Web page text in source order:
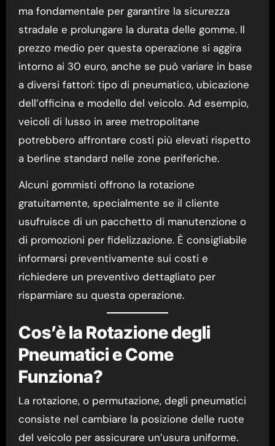
ma fondamentale per garantire la sicurezza
stradale e prolungare la durata delle gomme. Il
prezzo medio per questa operazione si aggira
intorno ai 30 euro, anche se può variare in base
a diversi fattori: tipo di pneumatico, ubicazione
dell’officina e modello del veicolo. Ad esempio,
veicoli di lusso in aree metropolitane
potrebbero affrontare costi più elevati rispetto
a berline standard nelle zone periferiche.
Alcuni gommisti offrono la rotazione
gratuitamente, specialmente se il cliente
usufruisce di un pacchetto di manutenzione o
di promozioni per fidelizzazione. È consigliabile
informarsi preventivamente sui costi e
richiedere un preventivo dettagliato per
risparmiare su questa operazione.
Cos’è la Rotazione degli
Pneumatici e Come
Funziona?
La rotazione, o permutazione, degli pneumatici
consiste nel cambiare la posizione delle ruote
del veicolo per assicurare un’usura uniforme.